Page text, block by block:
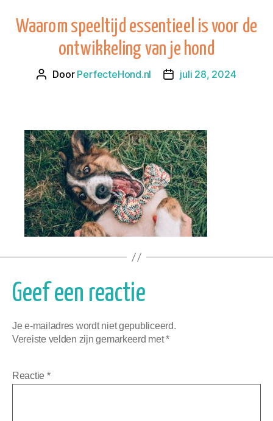
Waarom speeltijd essentieel is voor de
ontwikkeling van je hond
Berichtauteur
Door PerfecteHond.nl Berichtdatum
juli 28, 2024
Geef een reactie
Je e-mailadres wordt niet gepubliceerd.
Vereiste velden zijn gemarkeerd met*
Reactie *